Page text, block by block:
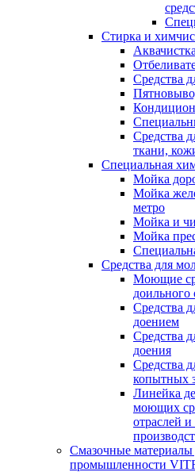
Стирка и
Аквачистка
Средства
Средства
ткани,
Специальная
Мойка
Мойка
метро
Мойка и
Мойка
Средства для
Моющие
доильного
Средства
доением
Средства
доения
Средства
копытных
Линейка
моющих
отраслей
Смазочные материалы
промышленности